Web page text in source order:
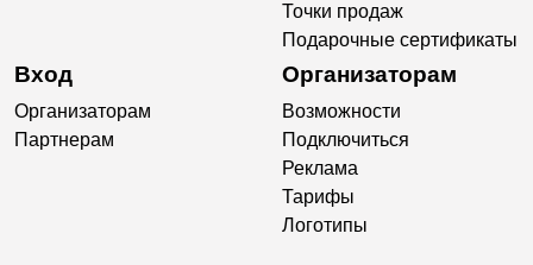
Точки продаж
Подарочные сертификаты
Вход
Организаторам
Партнерам
Организаторам
Возможности
Подключиться
Реклама
Тарифы
Логотипы